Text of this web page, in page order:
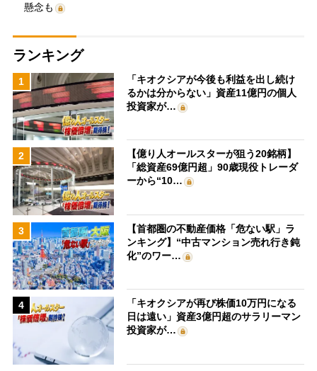
懸念も
ランキング
1
「キオクシアが今後も利益を出し続け
るかは分からない」資産11億円の個人
投資家が…
2
【億り人オールスターが狙う20銘柄】
「総資産69億円超」90歳現役トレーダ
ーから“10…
3
【首都圏の不動産価格「危ない駅」ラ
ンキング】“中古マンション売れ行き鈍
化”のワー…
4
「キオクシアが再び株価10万円になる
日は遠い」資産3億円超のサラリーマン
投資家が…